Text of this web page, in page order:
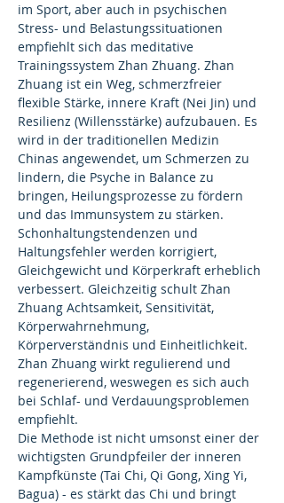
im Sport, aber auch in psychischen
Stress- und Belastungssituationen
empfiehlt sich das meditative
Trainingssystem Zhan Zhuang. Zhan
Zhuang ist ein Weg, schmerzfreier
flexible Stärke, innere Kraft (Nei Jin) und
Resilienz (Willensstärke) aufzubauen. Es
wird in der traditionellen Medizin
Chinas angewendet, um Schmerzen zu
lindern, die Psyche in Balance zu
bringen, Heilungsprozesse zu fördern
und das Immunsystem zu stärken.
Schonhaltungstendenzen und
Haltungsfehler werden korrigiert,
Gleichgewicht und Körperkraft erheblich
verbessert. Gleichzeitig schult Zhan
Zhuang Achtsamkeit, Sensitivität,
Körperwahrnehmung,
Körperverständnis und Einheitlichkeit.
Zhan Zhuang wirkt regulierend und
regenerierend, weswegen es sich auch
bei Schlaf- und Verdauungsproblemen
empfiehlt.
Die Methode ist nicht umsonst einer der
wichtigsten Grundpfeiler der inneren
Kampfkünste (Tai Chi, Qi Gong, Xing Yi,
Bagua) - es stärkt das Chi und bringt